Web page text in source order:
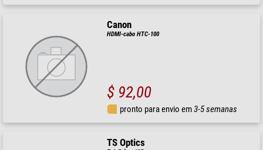
Canon
HDMI-cabo HTC-100
$ 92,00
pronto para envio em3-5 semanas
TS Optics